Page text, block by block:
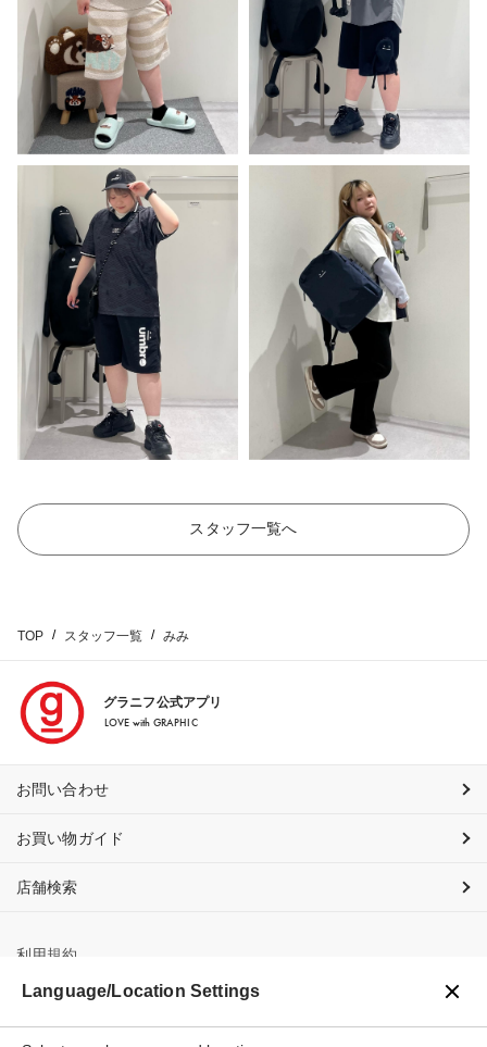
スタッフ一覧へ
TOP スタッフ一覧 みみ
グラニフ公式アプリ
LOVE with GRAPHIC
お問い合わせ
お買い物ガイド
店舗検索
利用規約
プライバシーポリシー
Language/Location Settings